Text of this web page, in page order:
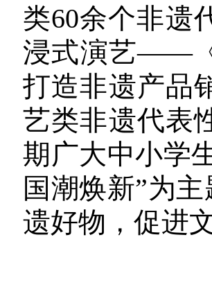
类60余个非遗
浸式演艺——《
打造非遗产品
艺类非遗代表
期广大中小学
国潮焕新”为
遗好物，促进